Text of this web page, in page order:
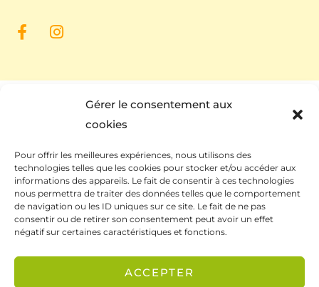
Gérer le consentement aux
cookies
Pour offrir les meilleures expériences, nous utilisons des
technologies telles que les cookies pour stocker et/ou accéder aux
informations des appareils. Le fait de consentir à ces technologies
nous permettra de traiter des données telles que le comportement
de navigation ou les ID uniques sur ce site. Le fait de ne pas
consentir ou de retirer son consentement peut avoir un effet
négatif sur certaines caractéristiques et fonctions.
ACCEPTER
Ce site a été financé à l’aide du FEDER (REACT-UE)
dans le cadre de la réponse de l’Union européenne